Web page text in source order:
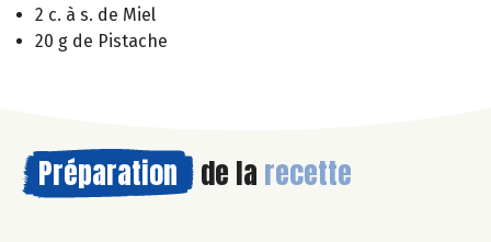
2 c. à s. de Miel
20 g de Pistache
Préparation de la recette